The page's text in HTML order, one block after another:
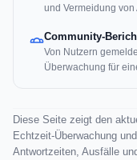
und Vermeidung von
Community-
Von Nutzern
Überwachung für
Diese Seite zeigt den
Echtzeit-Überwachung
Antwortzeiten, Ausfälle